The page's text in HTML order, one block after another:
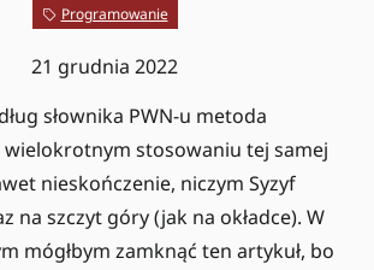
Programowanie
21 grudnia 2022
słownika PWN-u metoda
wielokrotnym stosowaniu tej samej
nieskończenie, niczym Syzyf
na szczyt góry (jak na okładce). W
mógłbym zamknąć ten artykuł, bo